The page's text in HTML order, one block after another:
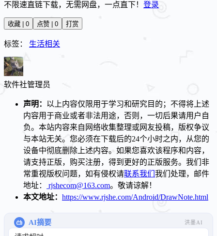
不限速直链下载，无需网盘，一点直下！ 登录
收藏 | 0 点赞 | 0 打赏
标签： 生活相关
软件社管理员
声明： 以上内容仅限用于学习和研究目的；不得将上述
内容用于商业或者非法用途，否则，一切后果请用户自
负。本站内容来自网络收集整理或网友投稿，版权争议
与本站无关。您必须在下载后的24个小时之内，从您的
设备中彻底删除上述内容。如果您喜欢该程序和内容，
请支持正版，购买注册，得到更好的正版服务。我们非
常重视版权问题，如有侵权请联系我们 我们处理，邮件
地址：
rjshecom@163.com。敬请谅解！
本文地址： https://www.rjshe.com/Android/DrawNote.html
AI摘要 洪墨AI